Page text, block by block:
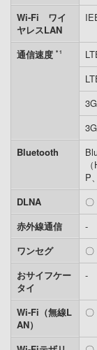
Wi-Fi ワイ
ヤレスLAN
通信速度 ＊1
Bluetooth
P
DLNA
〇
赤外線通信
-
ワンセグ
〇
おサイフケー
タイ
-
Wi-Fi（無線L
AN）
〇